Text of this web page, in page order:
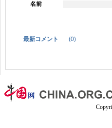
名前
最新コメント (0)